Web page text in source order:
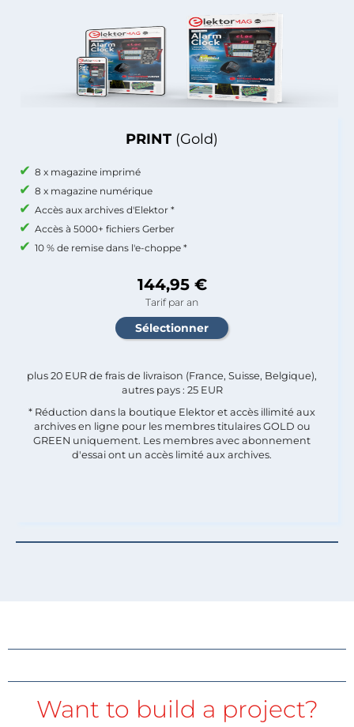
PRINT (Gold)
8 x magazine imprimé
8 x magazine numérique
Accès aux archives d'Elektor *
Accès à 5000+ fichiers Gerber
10 % de remise dans l'e-choppe *
144,95 €
Tarif par an
plus 20 EUR de frais de livraison (France, Suisse, Belgique),
autres pays : 25 EUR
* Réduction dans la boutique Elektor et accès illimité aux
archives en ligne pour les membres titulaires GOLD ou
GREEN uniquement. Les membres avec abonnement
d'essai ont un accès limité aux archives.
Want to build a project?